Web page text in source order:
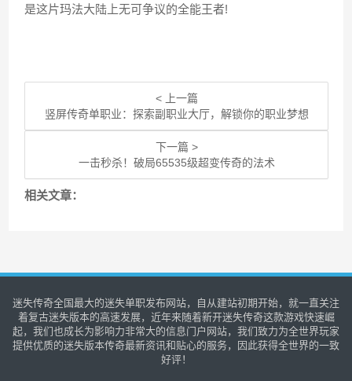
是这片玛法大陆上无可争议的全能王者!
< 上一篇
竖屏传奇单职业：探索副职业大厅，解锁你的职业梦想
下一篇 >
一击秒杀！破局65535级超变传奇的法术
相关文章：
迷失传奇全国最大的迷失单职发布网站，自从建站初期开始，就一直关注
着复古迷失版本的高速发展，近年来随着新开迷失传奇这款游戏快速崛
起，我们也成长为影响力非常大的信息门户网站，我们致力为全世界玩家
提供优质的迷失版本传奇最新资讯和贴心的服务，因此获得全世界的一致
好评！